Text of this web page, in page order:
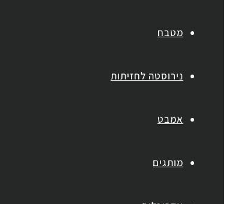
מטבח
נירוסטה לחזיתות
אמבט
מותגים